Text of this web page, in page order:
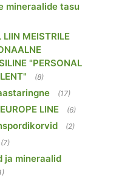
mineraalide tasu
LIIN MEISTRILE
"PERSONAL
(8)
(17)
LINE (6)
(2)
(7)
ja mineraalid